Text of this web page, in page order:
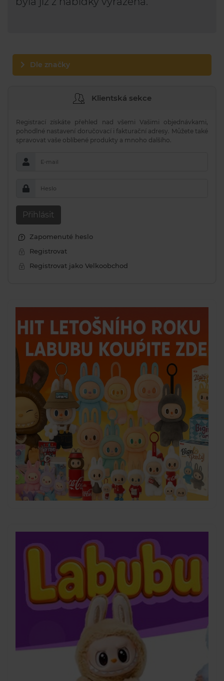
Dle značky
Klientská sekce
Registrací získáte přehled nad všemi Vašimi objednávkami,
pohodlné nastavení doručovací i fakturační adresy. Můžete také
spravovat vaše oblíbené produkty a mnoho dalšího.
E-mail
Heslo
Přihlásit
Zapomenuté heslo
Registrovat
Registrovat jako Velkoobchod